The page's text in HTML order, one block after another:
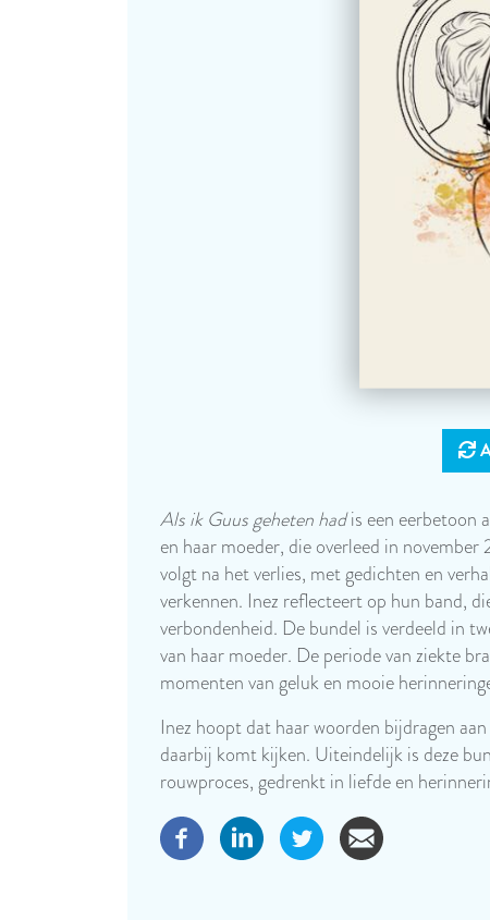
Als ik Guus geheten hadis een eerbetoon
en haar moeder, die overleed in
volgt na het verlies, met gedichten en
verkennen. Inez reflecteert op hun band,
verbondenheid. De bundel is verdeeld in
van haar moeder. De periode van ziekte
momenten van geluk en mooie
Inez hoopt dat haar woorden bijdragen
daarbij komt kijken. Uiteindelijk is deze
rouwproces, gedrenkt in liefde en